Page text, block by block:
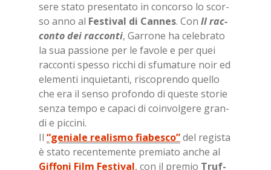
se­re sta­to pre­sen­ta­to in con­cor­so lo scor­
so anno al Fe­sti­val di Can­nes. Con Il rac­
con­to dei rac­con­ti, Gar­ro­ne ha ce­le­bra­to
la sua pas­sio­ne per le fa­vo­le e per quei
rac­con­ti spes­so ric­chi di sfu­ma­tu­re noir ed
ele­men­ti in­quie­tan­ti, ri­sco­pren­do quel­lo
che era il sen­so pro­fon­do di que­ste sto­rie
sen­za tem­po e ca­pa­ci di coin­vol­ge­re gran­
di e pic­ci­ni.
Il “geniale realismo fiabesco”del re­gi­sta
è sta­to re­cen­te­men­te pre­mia­to an­che al
Gif­fo­ni Film Fe­sti­val, con il pre­mio Truf­